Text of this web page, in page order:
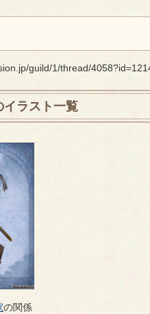
guild/1/thread/
イラスト一覧
の関係